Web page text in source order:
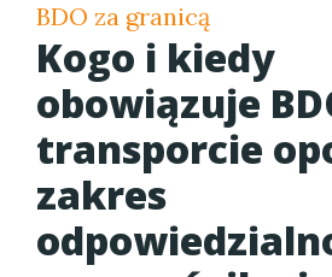
BDO za granicą
Kogo i kiedy
obowiązuje
transporcie
zakres